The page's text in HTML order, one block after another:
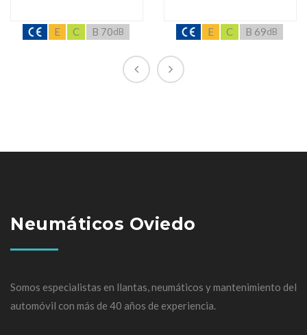
E C B 70dB E C B 69dB
Neumáticos Oviedo
Somos especialistas en llantas, neumáticos y mantenimiento del
automóvil con más de 40 años de experiencia.